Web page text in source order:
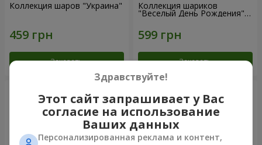
Коллекция шаров "Украина"
Заказать
Коллекция шариков
"Веселый День Рождения" -
7 шариков
Заказать
Здравствуйте!
Этот сайт запрашивает у Вас
согласие на использование
Ваших данных
Персонализированная реклама и контент,